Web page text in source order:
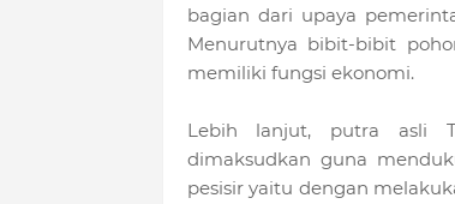
bagian dari upaya
Menurutnya bibit-bibit
memiliki fungsi ekonomi.
Lebih lanjut, putra asli
dimaksudkan guna
pesisir yaitu dengan